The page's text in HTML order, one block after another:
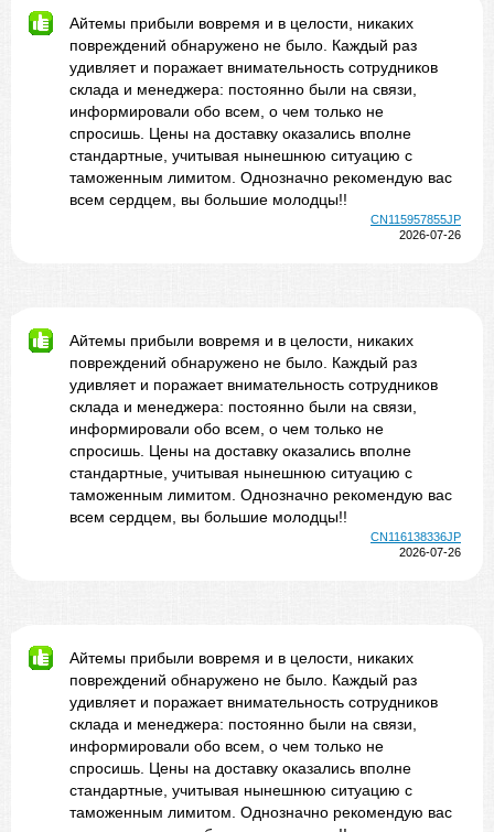
Айтемы прибыли вовремя и в целости, никаких
повреждений обнаружено не было. Каждый раз
удивляет и поражает внимательность сотрудников
склада и менеджера: постоянно были на связи,
информировали обо всем, о чем только не
спросишь. Цены на доставку оказались вполне
стандартные, учитывая нынешнюю ситуацию с
таможенным лимитом. Однозначно рекомендую вас
всем сердцем, вы большие молодцы!!
CN115957855JP
2026-07-26
Айтемы прибыли вовремя и в целости, никаких
повреждений обнаружено не было. Каждый раз
удивляет и поражает внимательность сотрудников
склада и менеджера: постоянно были на связи,
информировали обо всем, о чем только не
спросишь. Цены на доставку оказались вполне
стандартные, учитывая нынешнюю ситуацию с
таможенным лимитом. Однозначно рекомендую вас
всем сердцем, вы большие молодцы!!
CN116138336JP
2026-07-26
Айтемы прибыли вовремя и в целости, никаких
повреждений обнаружено не было. Каждый раз
удивляет и поражает внимательность сотрудников
склада и менеджера: постоянно были на связи,
информировали обо всем, о чем только не
спросишь. Цены на доставку оказались вполне
стандартные, учитывая нынешнюю ситуацию с
таможенным лимитом. Однозначно рекомендую вас